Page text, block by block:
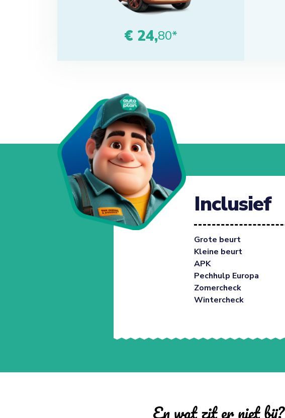
€ 24,80*
Inclusief
Grote beurt
Kleine beurt
APK
Pechhulp Europa
Zomercheck
Wintercheck
En wat zit er niet bij?